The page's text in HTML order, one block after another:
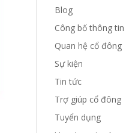
Blog
Công bố thông tin
Quan hệ cổ đông
Sự kiện
Tin tức
Trợ giúp cổ đông
Tuyển dụng